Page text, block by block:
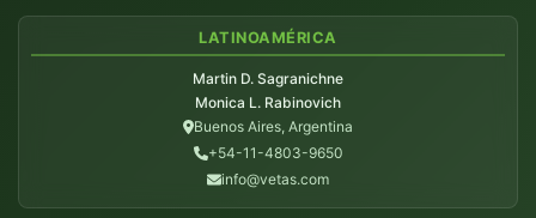
LATINOAMÉRICA
Martin D. Sagranichne
Monica L. Rabinovich
Buenos Aires, Argentina
+54-11-4803-9650
info@vetas.com